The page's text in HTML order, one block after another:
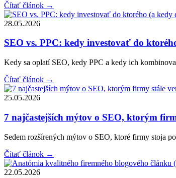
Čítať článok →
28.05.2026
SEO vs. PPC: kedy investovať do
Kedy sa oplatí SEO, kedy PPC a kedy ich
Čítať článok →
25.05.2026
7 najčastejších mýtov o SEO, ktorým
Sedem rozšírených mýtov o SEO, ktoré firmy stoja
Čítať článok →
22.05.2026